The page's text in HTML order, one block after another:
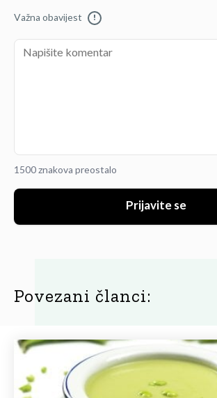
Važna obavijest !
1500 znakova preostalo
Prijavite se
Povezani članci: